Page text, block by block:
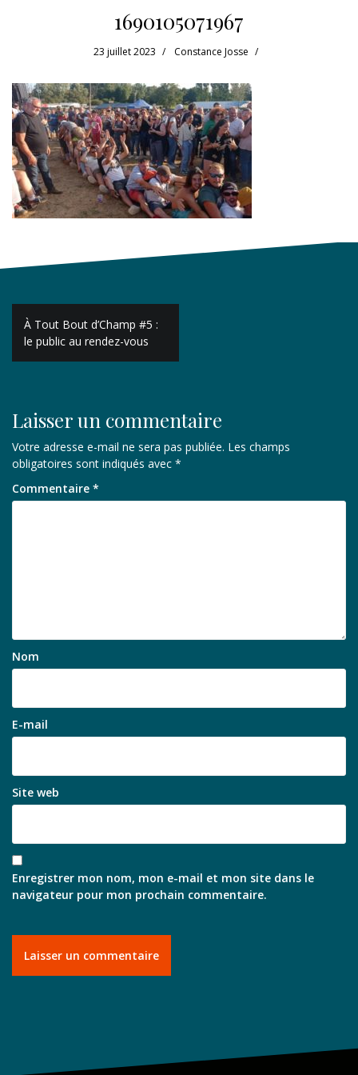
1690105071967
23 juillet 2023 Constance Josse
Navigation
de
l’article
À Tout Bout d’Champ #5 :
le public au rendez-vous
Laisser un commentaire
Votre adresse e-mail ne sera pas publiée. Les champs
obligatoires sont indiqués avec *
Commentaire *
Nom
E-mail
Site web
Enregistrer mon nom, mon e-mail et mon site dans le
navigateur pour mon prochain commentaire.